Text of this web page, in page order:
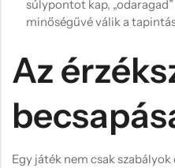
súlypontot kap,
minőségűvé válik a
Az
Egy játék nem csak